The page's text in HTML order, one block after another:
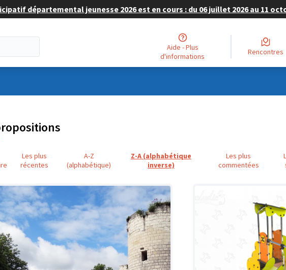
départemental jeunesse 2026 est en cours : du 06 juillet 2026 au 11
Aide - Plus
d'informations
Rencontres
Les plus
récentes
A-Z
(alphabétique)
Z-A (alphabétique
inverse)
Les plus
commentées